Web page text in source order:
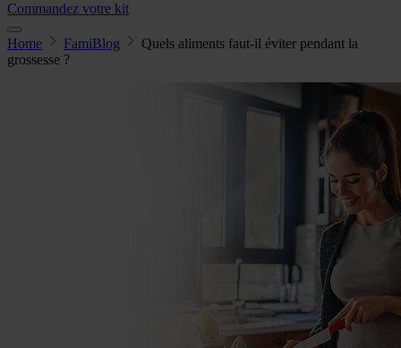
Commandez votre kit
Home FamiBlog
Quels aliments faut-il éviter pendant la
grossesse ?